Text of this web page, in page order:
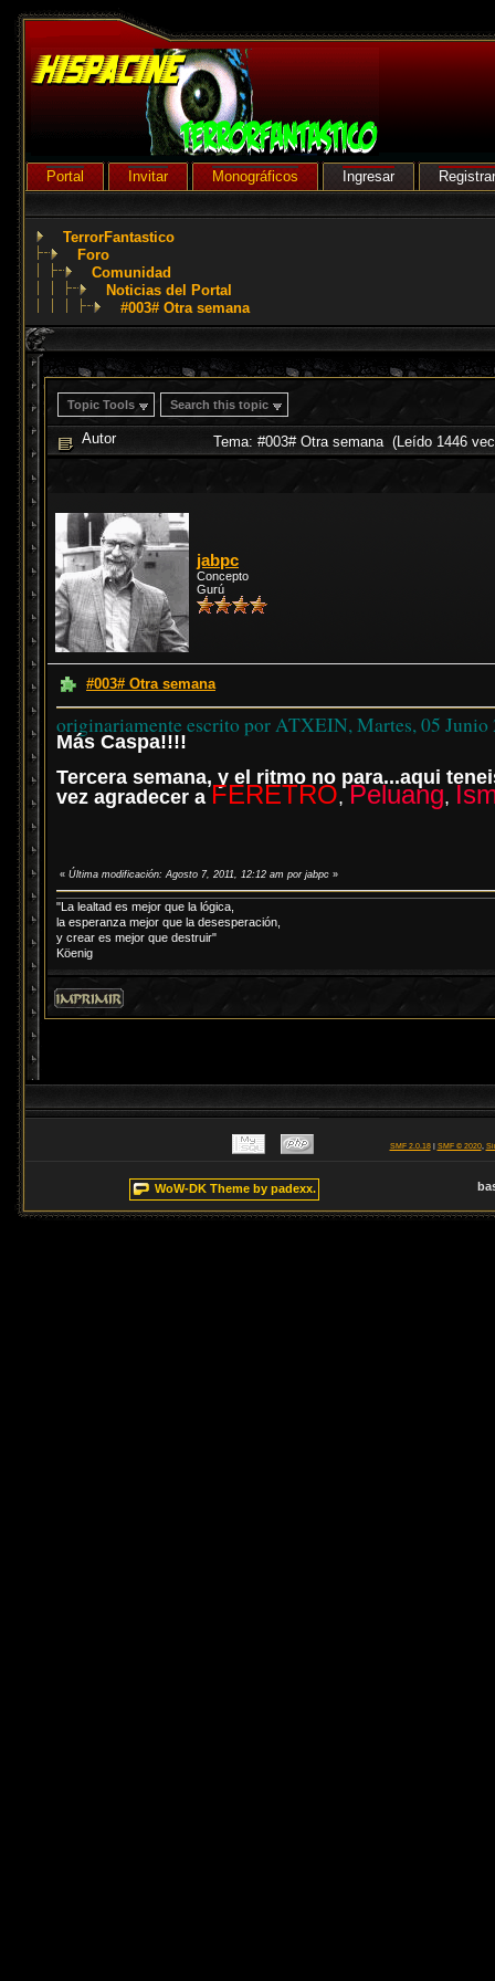
Portal Invitar Monográficos Ingresar
TerrorFantastico
Foro
Comunidad
Noticias del Portal
#003# Otra semana
Topic Tools Search this topic
Autor Tema: #003# Otra semana (Leído 1446
jabpc
Concepto
Gurú
#003# Otra semana
originariamente escrito por ATXEIN, Martes, 05 Junio
Más Caspa!!!!
Tercera semana, y el ritmo no para...aqui
vez agradecer a FERETRO, Peluang,
« Última modificación: Agosto 7, 2011, 12:12 am por jabpc »
"La lealtad es mejor que la lógica,
la esperanza mejor que la desesperación,
y crear es mejor que destruir"
Köenig
SMF 2.0.18| SMF © 2020,
WoW-DK Theme by padexx.